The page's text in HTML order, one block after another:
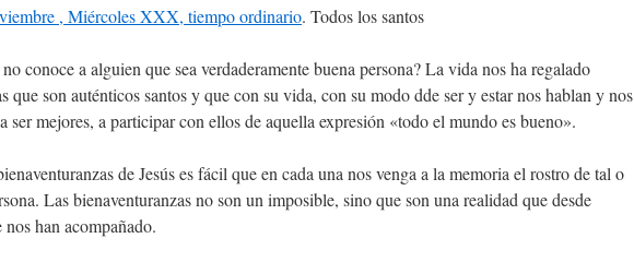
, Miércoles XXX, tiempo ordinario. Todos los santos
conoce a alguien que sea verdaderamente buena persona? La vida nos ha regalado
que son auténticos santos y que con su vida, con su modo dde ser y estar nos hablan y nos
ser mejores, a participar con ellos de aquella expresión «todo el mundo es bueno».
de Jesús es fácil que en cada una nos venga a la memoria el rostro de tal o
Las bienaventuranzas no son un imposible, sino que son una realidad que desde
nos han acompañado.